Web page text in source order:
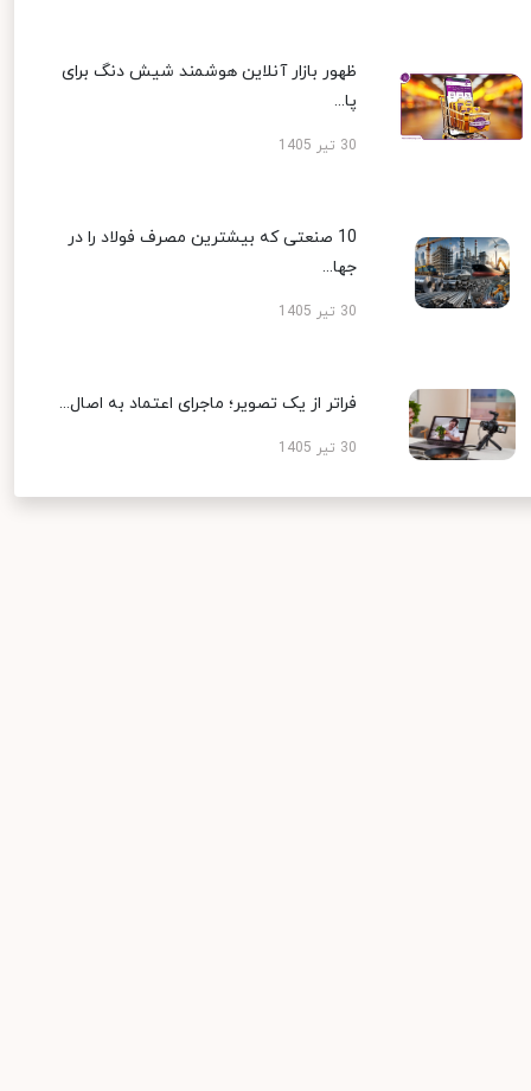
ظهور بازار آنلاین هوشمند شیش دنگ برای
پا...
30 تیر 1405
10 صنعتی که بیشترین مصرف فولاد را در
جها...
30 تیر 1405
فراتر از یک تصویر؛ ماجرای اعتماد به اصال...
30 تیر 1405